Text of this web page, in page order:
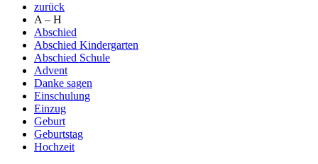
zurück
A – H
Abschied
Abschied Kindergarten
Abschied Schule
Advent
Danke sagen
Einschulung
Einzug
Geburt
Geburtstag
Hochzeit